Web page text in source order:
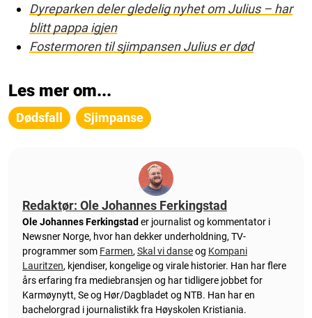
Dyreparken deler gledelig nyhet om Julius – har
blitt pappa igjen
Fostermoren til sjimpansen Julius er død
Les mer om...
Dødsfall Sjimpanse
Redaktør: Ole Johannes Ferkingstad
Ole Johannes Ferkingstad er journalist og kommentator i
Newsner Norge, hvor han dekker underholdning, TV-
programmer som Farmen, Skal vi danseog Kompani
Lauritzen, kjendiser, kongelige og virale historier. Han har flere
års erfaring fra mediebransjen og har tidligere jobbet for
Karmøynytt, Se og Hør/Dagbladet og NTB. Han har en
bachelorgrad i journalistikk fra Høyskolen Kristiania.